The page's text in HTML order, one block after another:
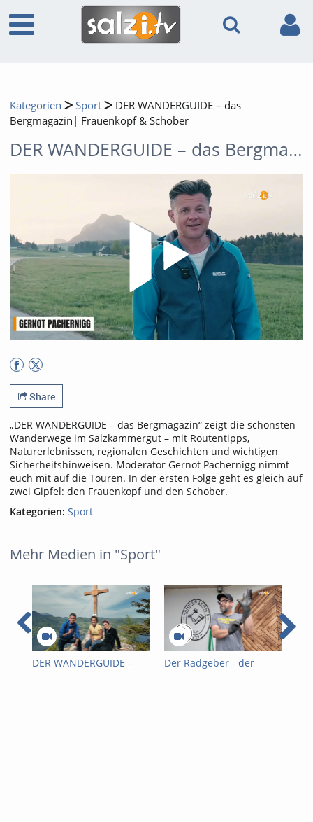
Kategorien Sport
DER WANDERGUIDE – das
Bergmagazin| Frauenkopf & Schober
DER WANDERGUIDE – das Bergmagazin| Frauenkopf & Schober
Share
„DER WANDERGUIDE – das Bergmagazin“ zeigt die schönsten
Wanderwege im Salzkammergut – mit Routentipps,
Naturerlebnissen, regionalen Geschichten und wichtigen
Sicherheitshinweisen. Moderator Gernot Pachernigg nimmt
euch mit auf die Touren. In der ersten Folge geht es gleich auf
zwei Gipfel: den Frauenkopf und den Schober.
Kategorien: Sport
Mehr Medien in "Sport"
DER WANDERGUIDE –
Der Radgeber - der